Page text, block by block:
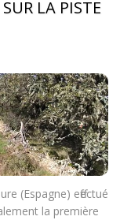
LA PISTE
(Espagne) effectué
la première